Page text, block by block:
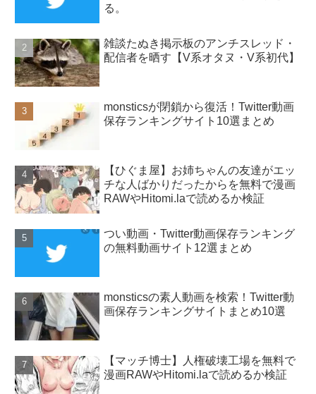
る。
雑談たぬき掲示板のアンチスレッド・
配信者を晒す【V系オタヌ・V系初代】
monsticsが閉鎖から復活！Twitter動画
保存ランキングサイト10選まとめ
【ひぐま屋】お姉ちゃんの友達がエッ
チな人ばかりだったからを無料で漫画
RAWやHitomi.laで読めるか検証
つい動画・Twitter動画保存ランキング
の無料動画サイト12選まとめ
monsticsの素人動画を検索！Twitter動
画保存ランキングサイトまとめ10選
【マッチ博士】人権破壊工場を無料で
漫画RAWやHitomi.laで読めるか検証